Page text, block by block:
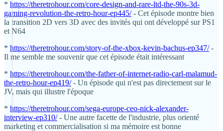
* https://theretrohour.com/core-design-and-rare-ltd-the-90s-3d-
gaming-revolution-the-retro-hour-ep445/- Cet épisode montre bien
la transition 2D vers 3D avec des invités qui ont développé sur PS1
et N64
* https://theretrohour.com/story-of-the-xbox-kevin-bachus-ep347/-
Il me semble me souvenir que cet épisode était intéressant
* https://theretrohour.com/the-father-of-internet-radio-carl-malamud-
the-retro-hour-ep419/- Un épisode qui n'est pas directement sur le
JV, mais qui illustre l'époque
* https://theretrohour.com/sega-europe-ceo-nick-alexander-
interview-ep310/- Une autre facette de l'industrie, plus orienté
marketing et commercialisation si ma mémoire est bonne